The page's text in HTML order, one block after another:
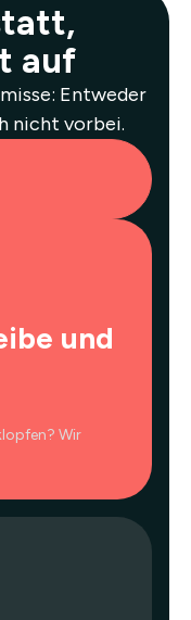
auf
Entweder
nicht vorbei.
und
Wir